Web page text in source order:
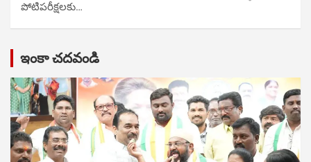
పోటిప‌రీక్ష‌ల‌కు…
ఇంకా చదవండి